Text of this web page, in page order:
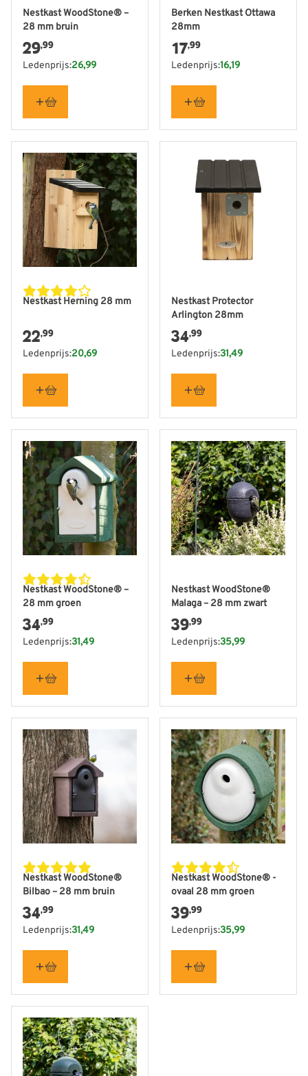
Nestkast WoodStone® –
28 mm bruin
29,99
Ledenprijs:26,99
Berken Nestkast Ottawa
28mm
17,99
Ledenprijs:16,19
Nestkast Herning 28 mm
22,99
Ledenprijs:20,69
Nestkast Protector
Arlington 28mm
34,99
Ledenprijs:31,49
Nestkast WoodStone® –
28 mm groen
34,99
Ledenprijs:31,49
Nestkast WoodStone®
Malaga – 28 mm zwart
39,99
Ledenprijs:35,99
Nestkast WoodStone®
Bilbao – 28 mm bruin
34,99
Ledenprijs:31,49
Nestkast WoodStone® -
ovaal 28 mm groen
39,99
Ledenprijs:35,99